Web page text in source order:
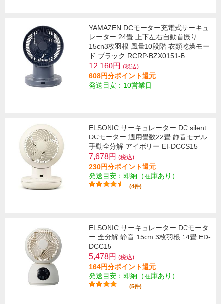
YAMAZEN DCモーター充電式サーキュ
レーター 24畳 上下左右自動首振り
15cn3枚羽根 風量10段階 衣類乾燥モー
ド ブラック RCRP-BZX0151-B
12,160円 (税込)
608円分ポイント還元
発送目安：10営業日
ELSONIC サーキュレーター DC silent
DCモーター 適用畳数22畳 静音モデル
手動全分解 アイボリー EI-DCCS15
7,678円 (税込)
230円分ポイント還元
発送目安：即納（在庫あり）
(4件)
ELSONIC サーキュレーター DCモータ
ー 全分解 静音 15cm 3枚羽根 14畳 ED-
DCC15
5,478円 (税込)
164円分ポイント還元
発送目安：即納（在庫あり）
(5件)